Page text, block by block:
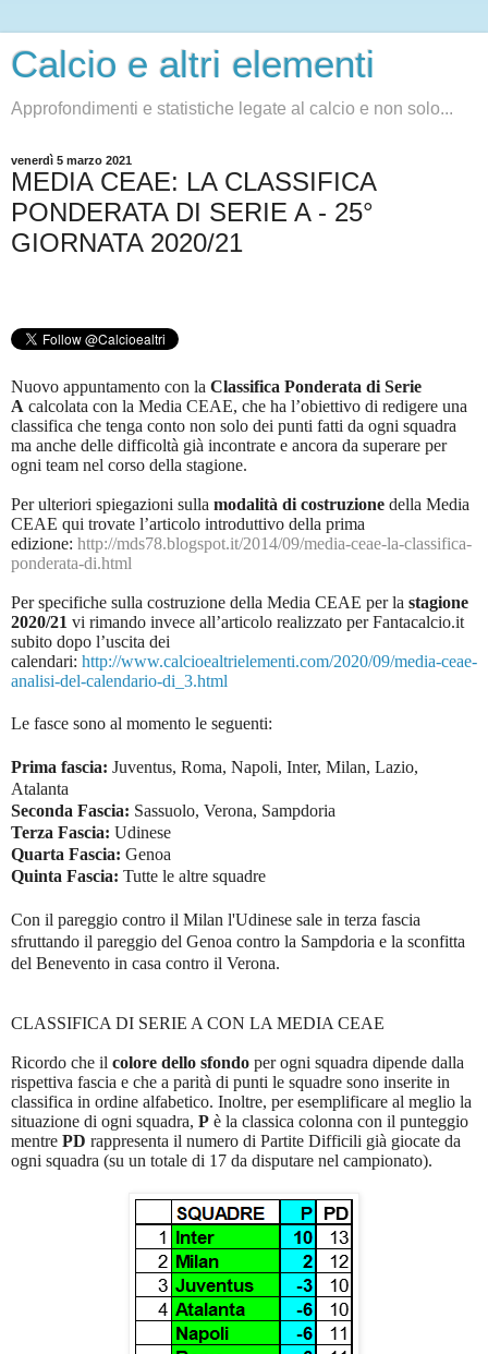
Calcio e altri elementi
Approfondimenti e statistiche legate al calcio e non solo...
venerdì 5 marzo 2021
MEDIA CEAE: LA CLASSIFICA
PONDERATA DI SERIE A - 25°
GIORNATA 2020/21
Nuovo appuntamento con la Classifica Ponderata di Serie
A calcolata con la Media CEAE, che ha l’obiettivo di redigere una
classifica che tenga conto non solo dei punti fatti da ogni squadra
ma anche delle difficoltà già incontrate e ancora da superare per
ogni team nel corso della stagione.
Per ulteriori spiegazioni sulla modalità di costruzione della Media
CEAE qui trovate l’articolo introduttivo della prima
edizione: http://mds78.blogspot.it/2014/09/media-ceae-la-classifica-
ponderata-di.html
Per specifiche sulla costruzione della Media CEAE per la stagione
2020/21 vi rimando invece all’articolo realizzato per Fantacalcio.it
subito dopo l’uscita dei
calendari: http://www.calcioealtrielementi.com/2020/09/media-ceae-
analisi-del-calendario-di_3.html
Le fasce sono al momento le seguenti:
Prima fascia: Juventus, Roma, Napoli, Inter, Milan, Lazio,
Atalanta
Seconda Fascia: Sassuolo, Verona, Sampdoria
Terza Fascia: Udinese
Quarta Fascia: Genoa
Quinta Fascia: Tutte le altre squadre
Con il pareggio contro il Milan l'Udinese sale in terza fascia
sfruttando il pareggio del Genoa contro la Sampdoria e la sconfitta
del Benevento in casa contro il Verona.
CLASSIFICA DI SERIE A CON LA MEDIA CEAE
Ricordo che il colore dello sfondo per ogni squadra dipende dalla
rispettiva fascia e che a parità di punti le squadre sono inserite in
classifica in ordine alfabetico. Inoltre, per esemplificare al meglio la
situazione di ogni squadra, P è la classica colonna con il punteggio
mentre PD rappresenta il numero di Partite Difficili già giocate da
ogni squadra (su un totale di 17 da disputare nel campionato).